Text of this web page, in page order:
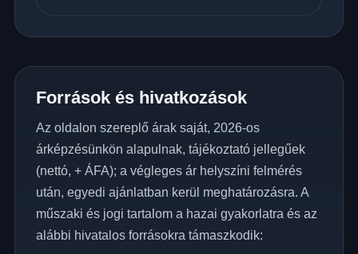
Források és hivatkozások
Az oldalon szereplő árak saját, 2026-os
árképzésünkön alapulnak, tájékoztató jellegűek
(nettó, + ÁFA); a végleges ár helyszíni felmérés
után, egyedi ajánlatban kerül meghatározásra. A
műszaki és jogi tartalom a hazai gyakorlatra és az
alábbi hivatalos forrásokra támaszkodik: